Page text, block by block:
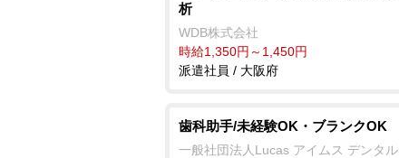
析
WDB株式会社
時給1,350円～1,450円
派遣社員 / 大阪府
歯科助手/未経験OK・ブランクOK
一般社団法人Lucas アイムス デンタル